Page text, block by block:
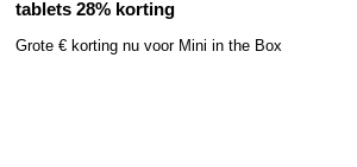
tablets 28% korting
Grote € korting nu voor Mini in the Box